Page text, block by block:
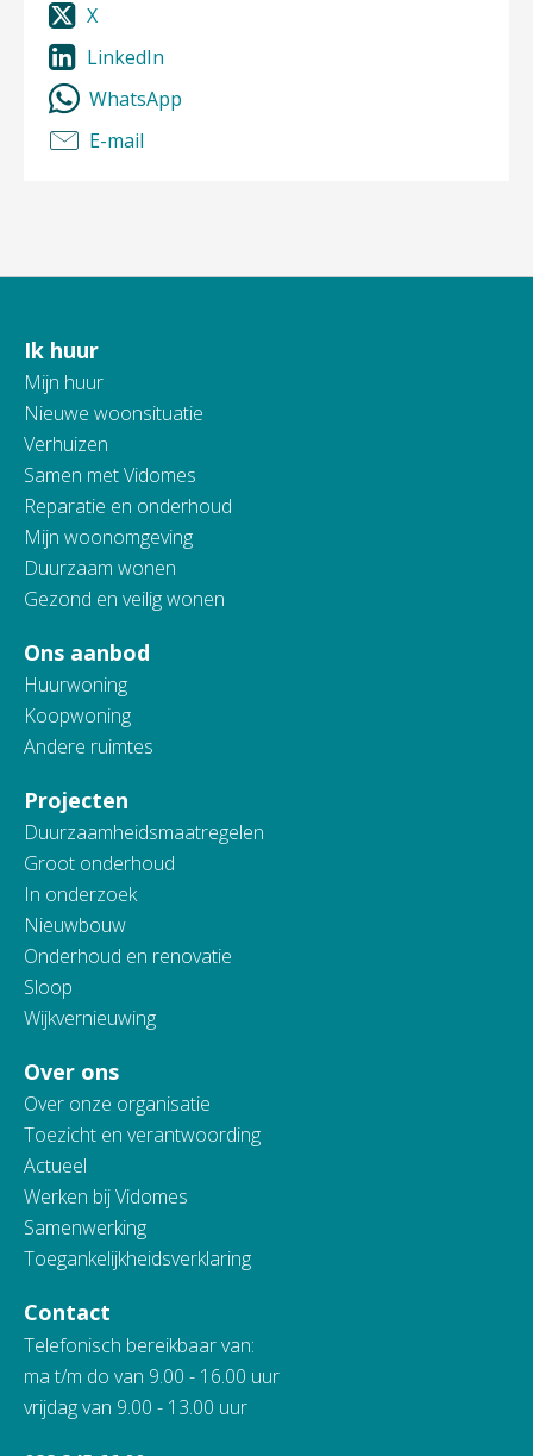
X
LinkedIn
WhatsApp
E-mail
Contactinformatie
Ik huur
Mijn huur
Nieuwe woonsituatie
Verhuizen
Samen met Vidomes
Reparatie en onderhoud
Mijn woonomgeving
Duurzaam wonen
Gezond en veilig wonen
Ons aanbod
Huurwoning
Koopwoning
Andere ruimtes
Projecten
Duurzaamheidsmaatregelen
Groot onderhoud
In onderzoek
Nieuwbouw
Onderhoud en renovatie
Sloop
Wijkvernieuwing
Over ons
Over onze organisatie
Toezicht en verantwoording
Actueel
Werken bij Vidomes
Samenwerking
Toegankelijkheidsverklaring
Contact
Telefonisch bereikbaar van:
ma t/m do van 9.00 - 16.00 uur
vrijdag van 9.00 - 13.00 uur